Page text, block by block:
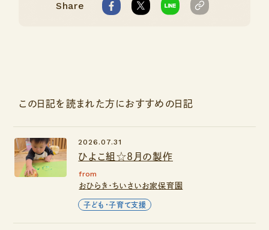
Share
この日記を読まれた方におすすめの日記
ひよこ組☆8月の製作
2026.07.31
from
おひらき・ちいさいお家保育園
子ども・子育て支援